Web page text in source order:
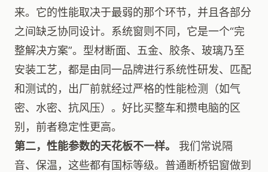
来。它的性能取决于最弱的那个环节，并且各部分
之间缺乏协同设计。系统窗则不同，它是一个“完
整解决方案”。型材断面、五金、胶条、玻璃乃至
安装工艺，都是由同一品牌进行系统性研发、匹配
和测试的，出厂前就经过严格的性能检测（如气
密、水密、抗风压）。好比买整车和攒电脑的区
别，前者稳定性更高。
第二，性能参数的天花板不一样。
我们常说隔
音、保温，这些都有国标等级。普通断桥铝窗做到